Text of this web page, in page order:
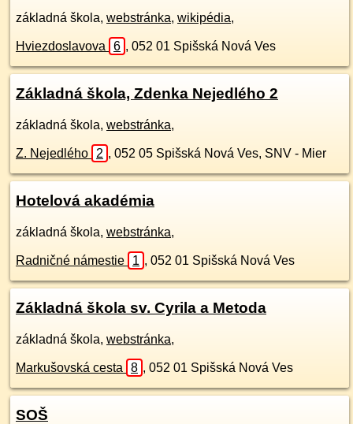
základná škola, webstránka, wikipédia,
Hviezdoslavova 6 , 052 01 Spišská Nová Ves
Základná škola, Zdenka Nejedlého 2
základná škola, webstránka,
Z. Nejedlého 2 , 052 05 Spišská Nová Ves, SNV - Mier
Hotelová akadémia
základná škola, webstránka,
Radničné námestie 1 , 052 01 Spišská Nová Ves
Základná škola sv. Cyrila a Metoda
základná škola, webstránka,
Markušovská cesta 8 , 052 01 Spišská Nová Ves
SOŠ